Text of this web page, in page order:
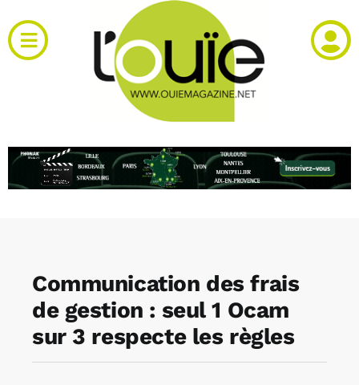
au
contenu
Toggle
Navigation
RH et emploi
Agenda
Communication des frais
de gestion : seul 1 Ocam
sur 3 respecte les règles